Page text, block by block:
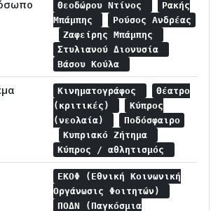
Θεοδώρου Ντίνος
Ρακής
Μπάμπης
Ρούσος Ανδρέας
Ζαφείρης Μπάμπης
Στυλιανού Διονυσία
Βάσου Κούλα
Κινηματογράφος
Θέατρο
(κριτικές)
Κύπρος
(νεολαία)
Ποδόσφαιρο
Κυπριακό Ζήτημα
Κύπρος / αθλητισμός
ΕΚΟΦ (Εθνική Κοινωνική
Οργάνωσις Φοιτητών)
ΠΟΔΝ (Παγκόσμια